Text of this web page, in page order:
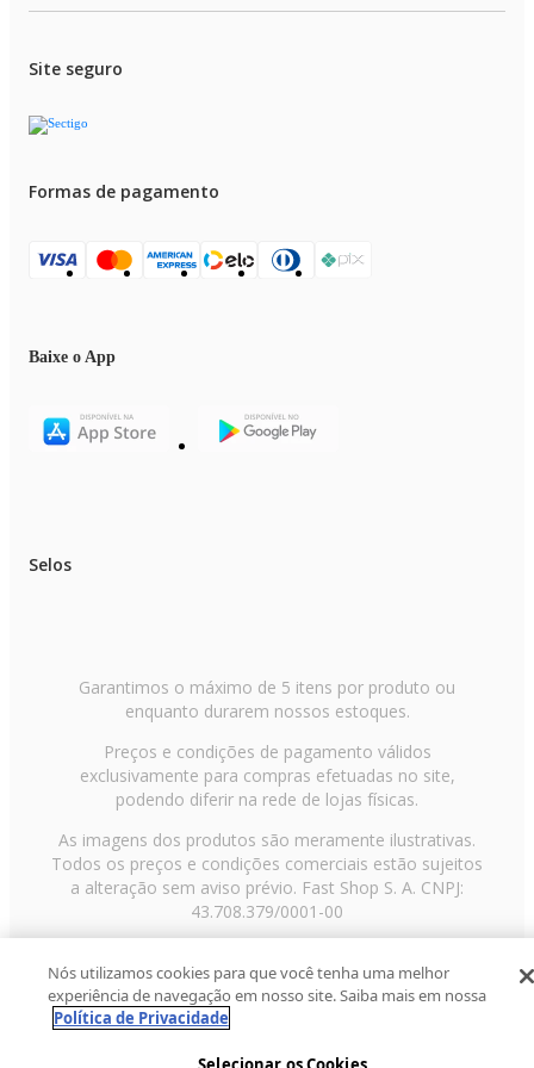
EAN: 7898725498065
ITENS INCLUSOS:
Site seguro
Formas de pagamento
Baixe o App
Selos
Garantimos o máximo de 5 itens por produto ou
enquanto durarem nossos estoques.
Preços e condições de pagamento válidos
exclusivamente para compras efetuadas no site,
podendo diferir na rede de lojas físicas.
As imagens dos produtos são meramente ilustrativas.
Todos os preços e condições comerciais estão sujeitos
a alteração sem aviso prévio. Fast Shop S. A. CNPJ:
43.708.379/0001-00
Paulo/SP, CEP 02029-001, Telefone: 11 3003-3728 ©
2013 Fast Shop - Todos os direitos reservadosRF
Nós utilizamos cookies para que você tenha uma melhor
experiência de navegação em nosso site. Saiba mais em nossa
Política de Privacidade